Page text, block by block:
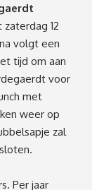
12
volgt een
tijd om aan
voor
met
weer op
zal
Per jaar